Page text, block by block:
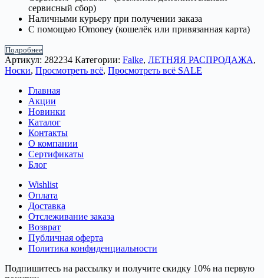
сервисный сбор)
Наличными курьеру при получении заказа
С помощью Юmoney (кошелёк или привязанная карта)
Подробнее
Артикул: 282234 Категории: Falke, ЛЕТНЯЯ РАСПРОДАЖА,
Носки, Просмотреть всё, Просмотреть всё SALE
Главная
Акции
Новинки
Каталог
Контакты
О компании
Сертификаты
Блог
Wishlist
Оплата
Доставка
Отслеживание заказа
Возврат
Публичная оферта
Политика конфиденциальности
Подпишитесь на рассылку и получите скидку 10% на первую